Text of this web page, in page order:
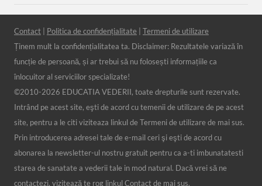
Contact Politica de confidențialitate
Termeni de utilizare
Ținem mult la confidențialitatea ta. Disclaimer: Rezultatele variază în
funcție de persoană, și ar trebui să nu folosești informațiile ca
înlocuitor al serviciilor specializate!
©2010-2026 EDUCATIA VEDERII, toate drepturile sunt rezervate.
Intrând pe acest site, eşti de acord cu temenii de utilizare de pe acest
site, pentru a le citi viziteaza linkul de Termeni de utilizare de mai sus.
Prin introducerea adresei tale de e-mail ceri şi eşti de acord cu
abonarea la newsletter-ul nostru gratuit pentru ca a-ti imbunatatesti
starea de sanatate a vederii tale in mod natural. Dacă vrei să ne
contactezi, vizitează te rog linkul Contact de mai sus.